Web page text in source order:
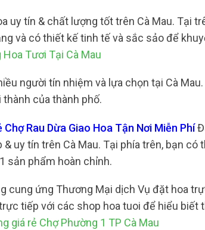
uy tín & chất lượng tốt trên Cà Mau. Tại
và có thiết kế tinh tế và sắc sảo để
Hoa Tươi Tại Cà Mau
người tín nhiệm và lựa chọn tại Cà
của thành phố.
Rau Dừa Giao Hoa Tận Nơi Miễn Phí
uy tín trên Cà Mau. Tại phía trên, bạn có
sản phẩm hoàn chỉnh.
cung ứng Thương Mại dịch Vụ đặt hoa
tiếp với các shop hoa tuoi để hiểu
giá rẻ Chợ Phường 1 TP Cà Mau